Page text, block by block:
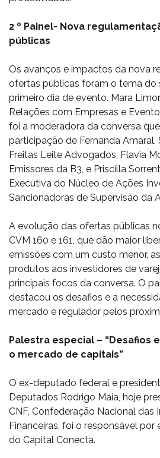
2 º Painel- Nova
públicas
Os avanços e impactos da nova
ofertas públicas foram o tema do
primeiro dia de evento. Mara
Relações com Empresas e
foi a moderadora da conversa
participação de Fernanda Amaral,
Freitas Leite Advogados, Flavia
Emissores da B3, e Priscilla
Executiva do Núcleo de Ações
Sancionadoras de Supervisão da
A evolução das ofertas públicas
CVM 160 e 161, que dão maior
emissões com um custo menor,
produtos aos investidores de
principais focos da conversa. O
destacou os desafios e a
mercado e regulador pelos
Palestra especial – “Desafios
o mercado de capitais”
O ex-deputado federal e
Deputados Rodrigo Maia, hoje
CNF, Confederação Nacional das
Financeiras, foi o responsável por
do Capital Conecta.